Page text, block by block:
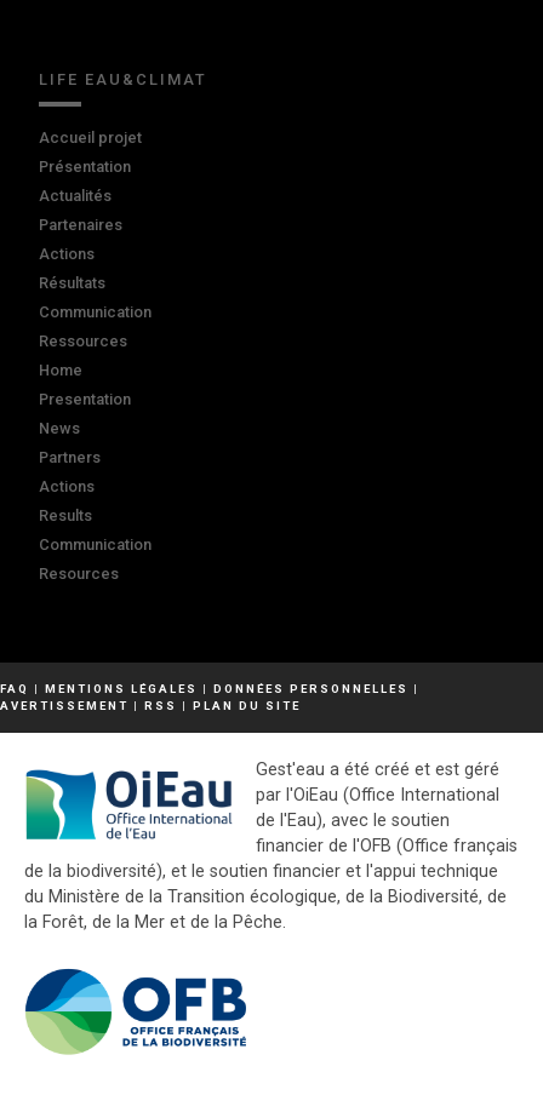
LIFE EAU&CLIMAT
Accueil projet
Présentation
Actualités
Partenaires
Actions
Résultats
Communication
Ressources
Home
Presentation
News
Partners
Actions
Results
Communication
Resources
FAQ | MENTIONS LÉGALES | DONNÉES PERSONNELLES
|
AVERTISSEMENT | RSS | PLAN DU SITE
Gest'eau a été créé et est géré
par l'OiEau (Office International
de l'Eau), avec le soutien
financier de l'OFB (Office français
de la biodiversité), et le soutien financier et l'appui technique
du Ministère de la Transition écologique, de la Biodiversité, de
la Forêt, de la Mer et de la Pêche.